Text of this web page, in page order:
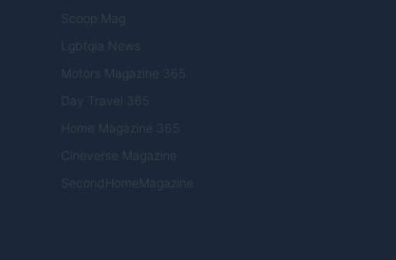
Scoop Mag
Lgbtqia News
Motors Magazine 365
Day Travel 365
Home Magazine 365
Cineverse Magazine
SecondHomeMagazine